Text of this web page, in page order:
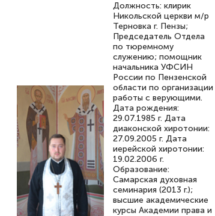
Должность: клирик
Никольской церкви м/р
Терновка г. Пензы;
Председатель Отдела
по тюремному
служению; помощник
начальника УФСИН
России по Пензенской
области по организации
работы с верующими.
Дата рождения:
29.07.1985 г. Дата
диаконской хиротонии:
27.09.2005 г. Дата
иерейской хиротонии:
19.02.2006 г.
Образование:
Самарская духовная
семинария (2013 г.);
высшие академические
курсы Академии права и